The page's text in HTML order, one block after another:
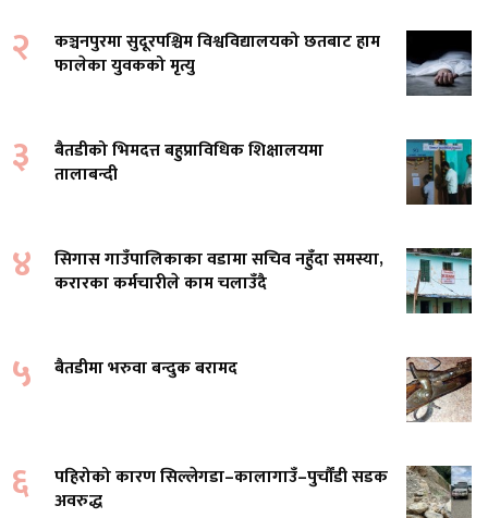
२
कञ्चनपुरमा सुदूरपश्चिम विश्वविद्यालयको छतबाट हाम
फालेका युवकको मृत्यु
३
बैतडीको भिमदत्त बहुप्राविधिक शिक्षालयमा
तालाबन्दी
४
सिगास गाउँपालिकाका वडामा सचिव नहुँदा समस्या,
करारका कर्मचारीले काम चलाउँदै
५ बैतडीमा भरुवा बन्दुक बरामद
६
पहिरोको कारण सिल्लेगडा–कालागाउँ–पुर्चौंडी सडक
अवरुद्ध